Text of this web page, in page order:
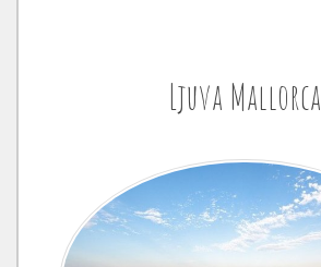
Ljuva Mallorca